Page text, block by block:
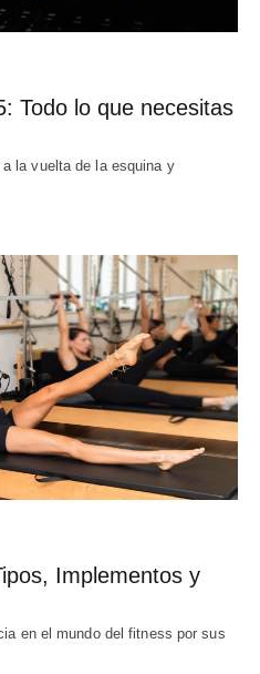
Todo lo que necesitas
la vuelta de la esquina y
Implementos y
en el mundo del fitness por sus